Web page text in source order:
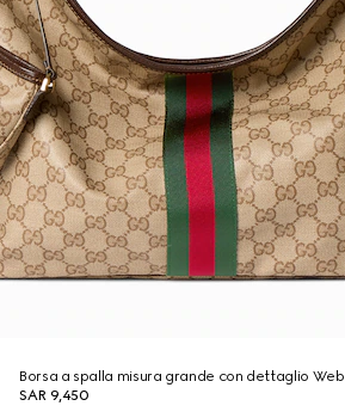
Borsa a spalla misura grande con dettaglio Web
SAR 9,450